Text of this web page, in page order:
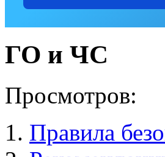
ГО и ЧС
Просмотров:
Правила